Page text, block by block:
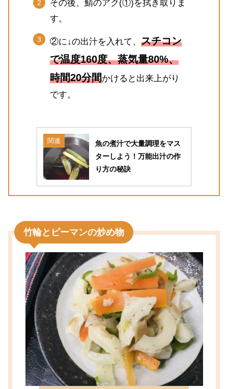
その後、鯖のアク(①)を拭き取りま
す。
②に↓の出汁を入れて、 スチコン
で温度160度、蒸気量80%、
時間20分間かけると出来上がり
です。
関連
魚の煮汁で大量調理をマス
ターしよう！万能出汁の作
り方の秘訣
竹輪とピーマンの炒め物